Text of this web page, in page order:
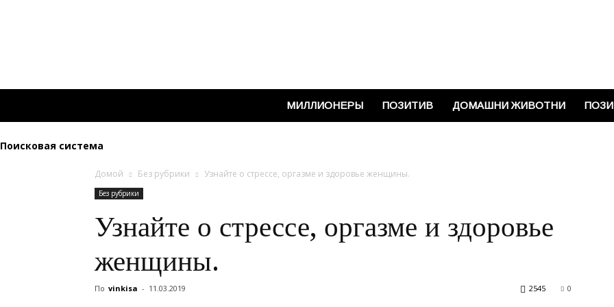
Vinkisa
МИЛЛИОНЕРЫ ПОЗИТИВ ДОМАШНИ ЖИВОТНИ
Поисковая система
Домой Без рубрики Узнайте о стрессе, оргазме и здоровье женщины.
Без рубрики
Узнайте о стрессе, оргазме и здоровье
женщины.
По vinkisa - 11.03.2019 0
2545